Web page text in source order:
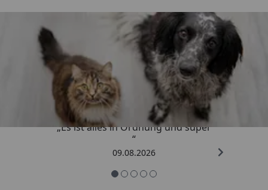
Trusted Shops
/ 5
„Es ist alles in Ordnung und super
“
09.08.2026